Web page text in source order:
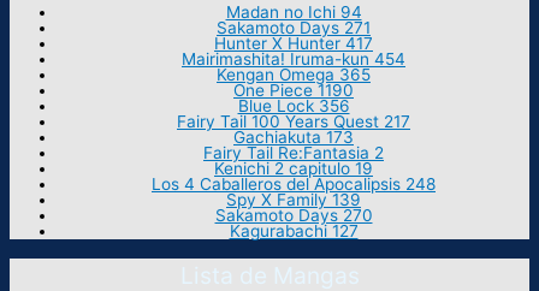
Madan no Ichi 94
Sakamoto Days 271
Hunter X Hunter 417
Mairimashita! Iruma-kun 454
Kengan Omega 365
One Piece 1190
Blue Lock 356
Fairy Tail 100 Years Quest 217
Gachiakuta 173
Fairy Tail Re:Fantasia 2
Kenichi 2 capitulo 19
Los 4 Caballeros del Apocalipsis 248
Spy X Family 139
Sakamoto Days 270
Kagurabachi 127
Lista de Mangas